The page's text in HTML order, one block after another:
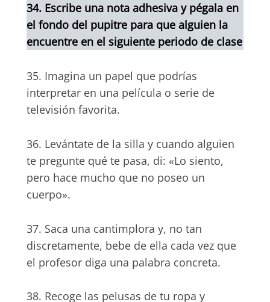
34. Escribe una nota adhesiva y pégala en
el fondo del pupitre para que alguien la
encuentre en el siguiente periodo de clase
35. Imagina un papel que podrías
interpretar en una película o serie de
televisión favorita.
36. Levántate de la silla y cuando alguien
te pregunte qué te pasa, di: «Lo siento,
pero hace mucho que no poseo un
cuerpo».
37. Saca una cantimplora y, no tan
discretamente, bebe de ella cada vez que
el profesor diga una palabra concreta.
38. Recoge las pelusas de tu ropa y